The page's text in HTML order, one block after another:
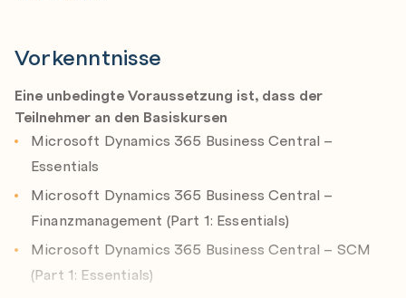
Microsoft Dynamics 365 Business Central – VS Code
Vorkenntnisse
Eine unbedingte Voraussetzung ist, dass der
Teilnehmer an den Basiskursen
Microsoft Dynamics 365 Business Central –
Essentials
Microsoft Dynamics 365 Business Central –
Finanzmanagement (Part 1: Essentials)
Microsoft Dynamics 365 Business Central – SCM
(Part 1: Essentials)